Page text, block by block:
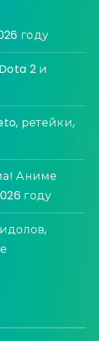
году
2 и
ретейки,
Аниме
году